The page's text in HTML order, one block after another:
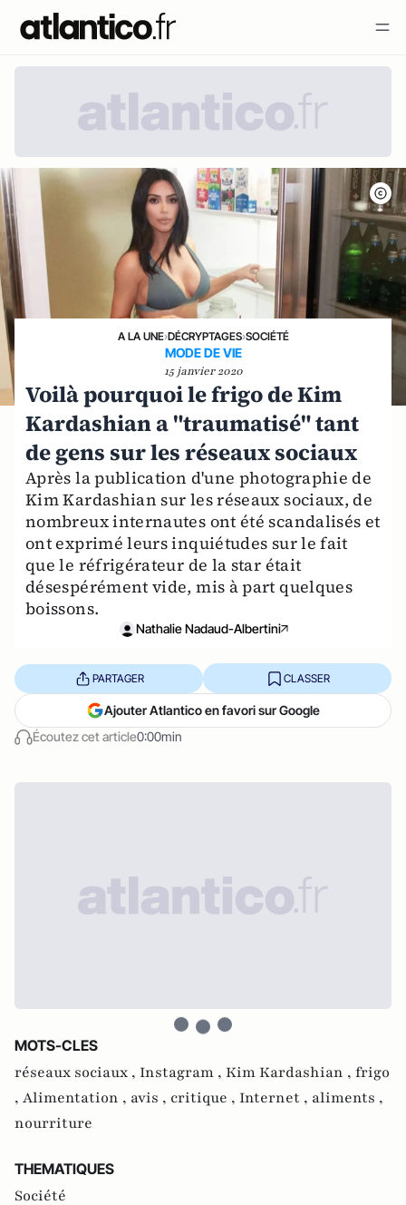
A LA UNE›DÉCRYPTAGES›SOCIÉTÉ
MODE DE VIE
15 janvier 2020
Voilà pourquoi le frigo de Kim
Kardashian a "traumatisé" tant
de gens sur les réseaux sociaux
Après la publication d'une photographie de
Kim Kardashian sur les réseaux sociaux, de
nombreux internautes ont été scandalisés et
ont exprimé leurs inquiétudes sur le fait
que le réfrigérateur de la star était
désespérément vide, mis à part quelques
boissons.
Nathalie Nadaud-Albertini
Écoutez cet article0:00min
PARTAGER CLASSER
Ajouter Atlantico en favori sur Google
MOTS-CLES
réseaux sociaux , Instagram , Kim Kardashian , frigo
, Alimentation , avis , critique , Internet , aliments ,
nourriture
THEMATIQUES
Société